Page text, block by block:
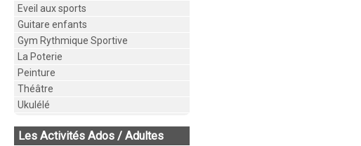
Eveil aux sports
Guitare enfants
Gym Rythmique Sportive
La Poterie
Peinture
Théâtre
Ukulélé
Les Activités Ados / Adultes